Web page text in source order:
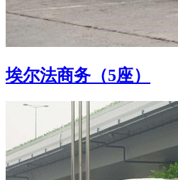
埃尔法商务（5座）